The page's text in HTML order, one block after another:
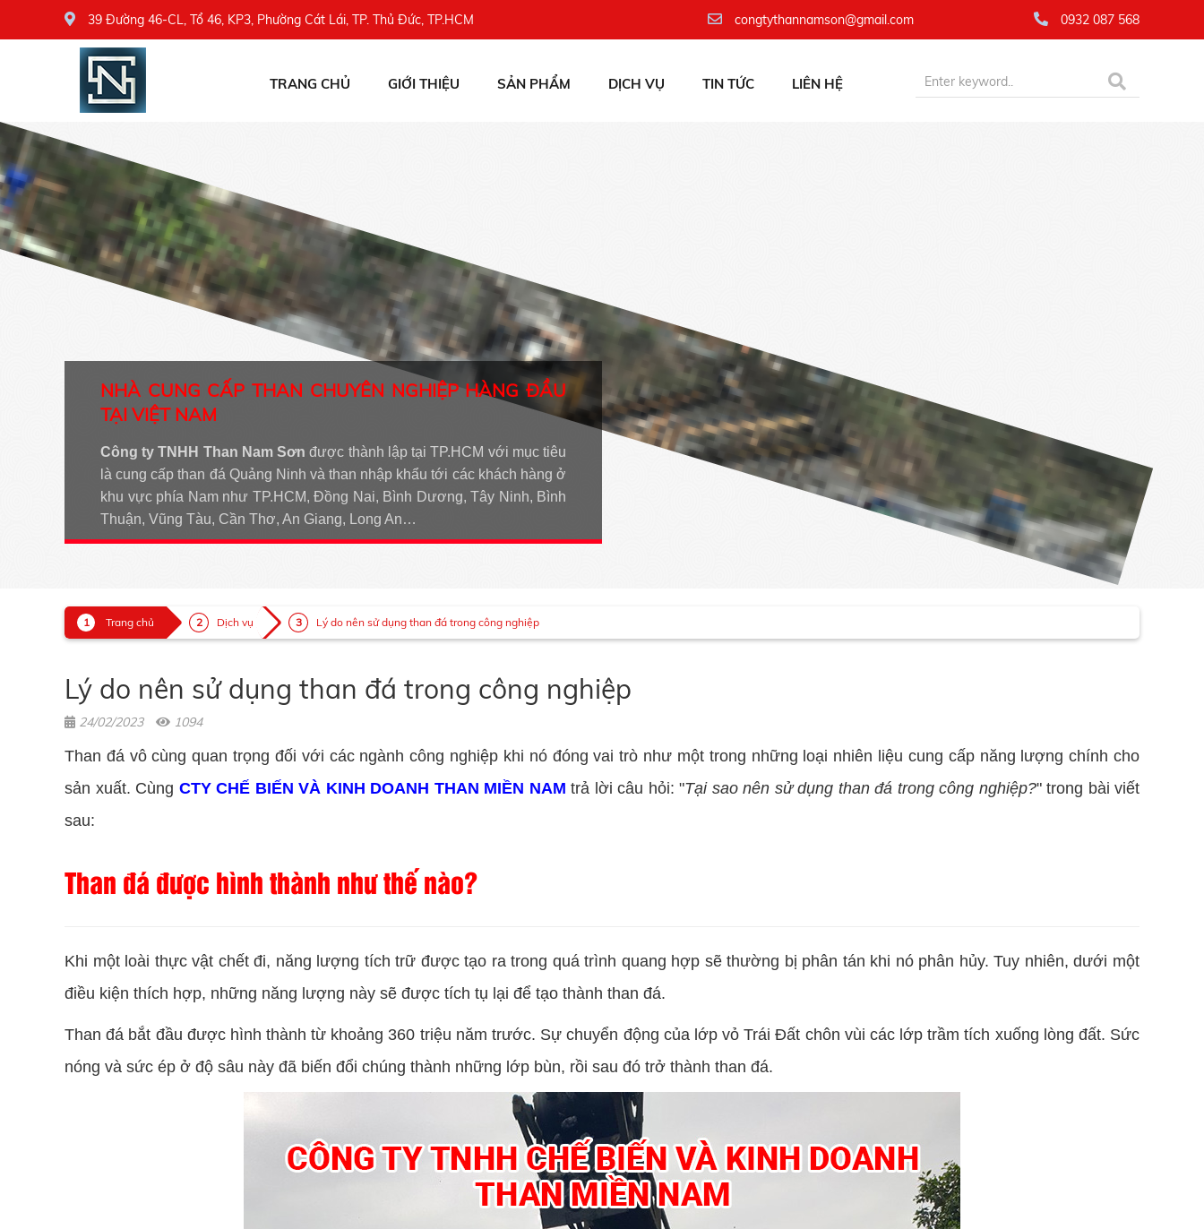
39 Đường 46-CL, Tổ 46, KP3, Phường Cát Lái, TP. Thủ Đức, TP.HCM congtythannamson@gmail.com 0932 087 568
TRANG CHỦ GIỚI THIỆU SẢN PHẨM DỊCH VỤ TIN TỨC LIÊN HỆ
NHÀ CUNG CẤP THAN CHUYÊN NGHIỆP HÀNG ĐẦU
TẠI VIỆT NAM
Công ty TNHH Than Nam Sơnđược thành lập tại TP.HCM với mục tiêu
là cung cấp than đá Quảng Ninh và than nhập khẩu tới các khách hàng ở
khu vực phía Nam như TP.HCM, Đồng Nai, Bình Dương, Tây Ninh, Bình
Thuận, Vũng Tàu, Cần Thơ, An Giang, Long An…
Trang chủ Dịch vụ Lý do nên sử dụng than đá trong công nghiệp
Lý do nên sử dụng than đá trong công nghiệp
24/02/2023 1094
Than đá vô cùng quan trọng đối với các ngành công nghiệp khi nó đóng vai trò như một trong những loại nhiên liệu cung cấp năng lượng chính cho
sản xuất. Cùng CTY CHẾ BIẾN VÀ KINH DOANH THAN MIỀN NAM trả lời câu hỏi: "Tại sao nên sử dụng than đá trong công nghiệp?" trong bài viết
sau:
Than đá được hình thành như thế nào?
Khi một loài thực vật chết đi, năng lượng tích trữ được tạo ra trong quá trình quang hợp sẽ thường bị phân tán khi nó phân hủy. Tuy nhiên, dưới một
điều kiện thích hợp, những năng lượng này sẽ được tích tụ lại để tạo thành than đá.
Than đá bắt đầu được hình thành từ khoảng 360 triệu năm trước. Sự chuyển động của lớp vỏ Trái Đất chôn vùi các lớp trầm tích xuống lòng đất. Sức
nóng và sức ép ở độ sâu này đã biến đổi chúng thành những lớp bùn, rồi sau đó trở thành than đá.